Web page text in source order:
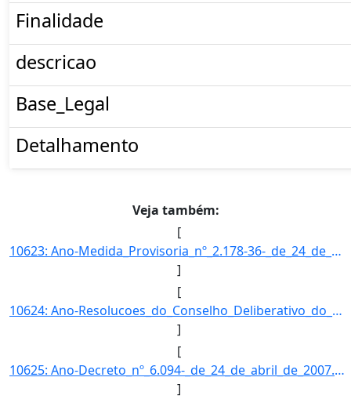
Finalidade
descricao
Base_Legal
Detalhamento
Veja também:
[
10623: Ano-Medida_Provisoria_nº_2.178-36-_de_24_de_agosto_de_2001.}]
]
[
10624: Ano-Resolucoes_do_Conselho_Deliberativo_do_FNDE.}]
]
[
10625: Ano-Decreto_nº_6.094-_de_24_de_abril_de_2007.\-Esfera-O_FNDE_transfere_recursos_financeiros_as_entid]
]